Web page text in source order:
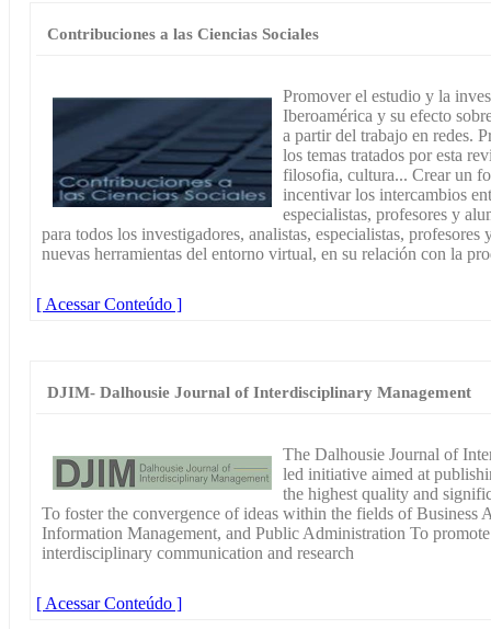
Contribuciones a las Ciencias Sociales
Promover el estudio y la
Iberoamérica y su efecto
a partir del trabajo en redes.
los temas tratados por esta
filosofia, cultura... Crear un
incentivar los intercambios
especialistas, profesores y
para todos los investigadores, analistas, especialistas,
nuevas herramientas del entorno virtual, en su relación con la
[ Acessar Conteúdo ]
DJIM- Dalhousie Journal of Interdisciplinary Management
The Dalhousie Journal of
led initiative aimed at
the highest quality and
To foster the convergence of ideas within the fields of Business
Information Management, and Public Administration To
interdisciplinary communication and research
[ Acessar Conteúdo ]